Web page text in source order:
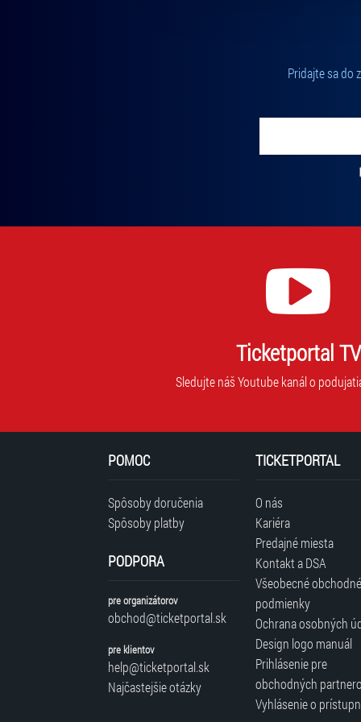
Pridajte sa do
Zadajte svoju e-mailovú adresu, na ktorú vám budeme
Ticketportal TV
Sledujte náš Youtube kanál o
POMOC
Spôsoby doručenia
Spôsoby platby
PODPORA
pre organizátorov
obchod@ticketportal.sk
pre klientov
help@ticketportal.sk
Najčastejšie otázky
TICKETPORTAL
O nás
Kariéra
Predajné miesta
Kontakt a DSA
Všeobecné obchodné
podmienky
Ochrana osobných
Design logo manuál
Prihlásenie pre
obchodných
Vyhlásenie o